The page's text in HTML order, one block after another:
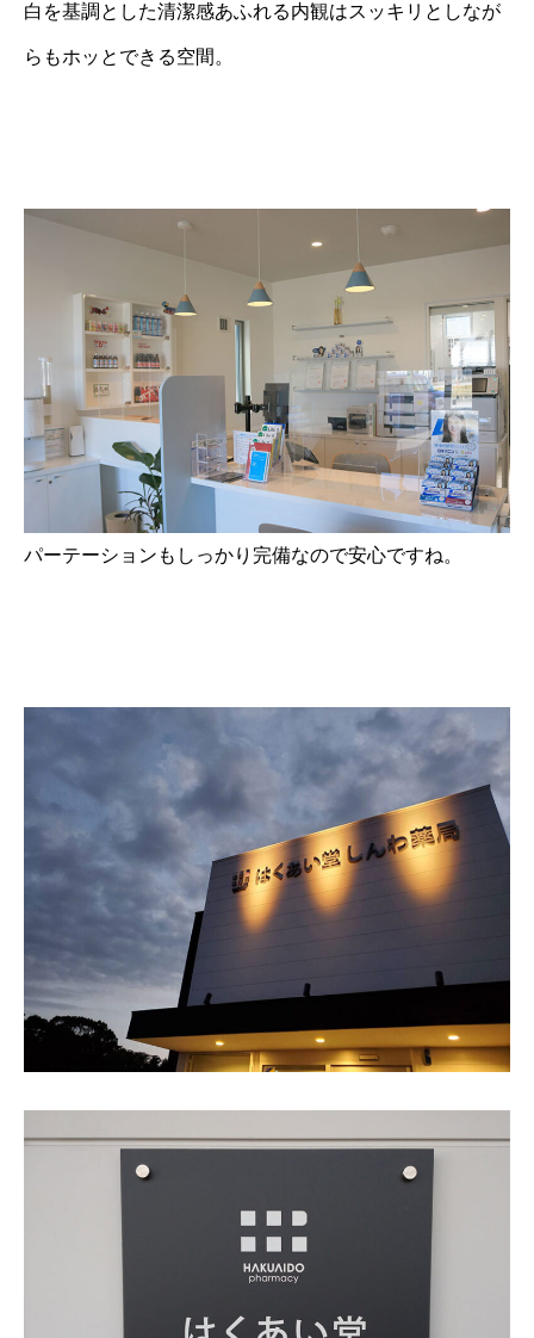
白を基調とした清潔感あふれる内観はスッキリとしなが
らもホッとできる空間。
パーテーションもしっかり完備なので安心ですね。